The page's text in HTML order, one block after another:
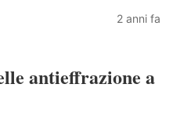
2 anni fa
antieffrazione a